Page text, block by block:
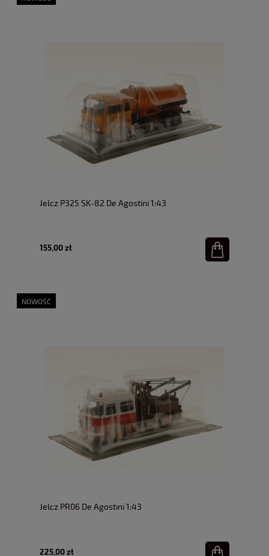
Jelcz P325 SK-82 De Agostini 1:43
155,00 zł
Jelcz PR06 De Agostini 1:43
225,00 zł
NOWOŚĆ